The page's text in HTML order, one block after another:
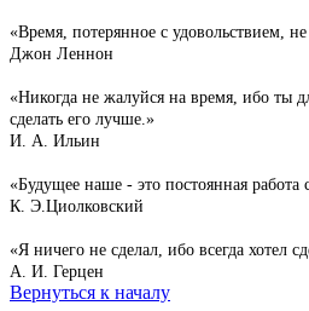
«Время, потерянное с удовольствием,
Джон Леннон
«Никогда не жалуйся на время, ибо ты
сделать его лучше.»
И. А. Ильин
«Будущее наше - это постоянная работа
К. Э.Циолковский
«Я ничего не сделал, ибо всегда хотел
А. И. Герцен
Вернуться к началу